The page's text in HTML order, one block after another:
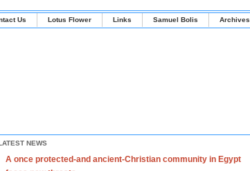
Us Lotus Flower Links Samuel Bolis Archives
NEWS
A once protected-and ancient-Christian community in Egypt